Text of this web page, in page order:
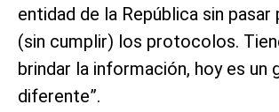
entidad de la República sin pasar
(sin cumplir) los protocolos.
brindar la información, hoy es un
diferente”.